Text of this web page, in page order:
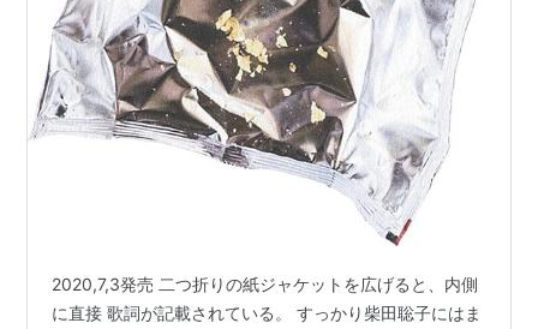
楽曲提供
ラストアルバムvol.1
アーティスト:うどん兄弟
出版社/メーカー:Pヴァイン・レコ
2014/09/24
2020,7,3発売 二つ折りの紙ジャケットを広げると、内側
に直接 歌詞が記載されている。 すっかり柴田聡子にはま